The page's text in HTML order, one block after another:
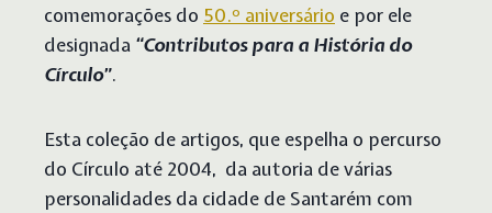
comemorações do 50.º aniversário e por ele
designada “Contributos para a História do
Círculo”.
Esta coleção de artigos, que espelha o percurso
do Círculo até 2004, da autoria de várias
personalidades da cidade de Santarém com